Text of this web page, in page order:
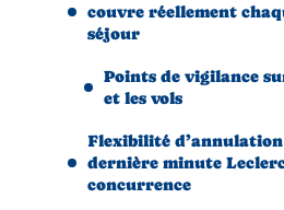
couvre réellement
séjour
Points de vigilance
et les vols
Flexibilité d’annulation
dernière minute
concurrence